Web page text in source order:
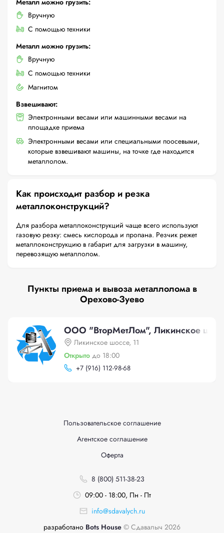
Металл можно грузить:
Вручную
С помощью техники
Металл можно грузить:
Вручную
С помощью техники
Магнитом
Взвешивают:
Электронными весами или машинными весами на
площадке приема
Электронными весами или специальными поосевыми,
которые взвешивают машины, на точке где находится
металлолом.
Как происходит разбор и резка
металлоконструкций?
Для разбора металлоконструкций чаще всего используют
газовую резку: смесь кислорода и пропана. Резчик режет
металлоконструкцию в габарит для загрузки в машину,
перевозящую металлолом.
Пункты приема и вывоза металлолома в
Орехово-Зуево
ООО "ВторМетЛом", Ликинское
Ликинское шоссе, 11
Открыто до 18:00
+7 (916) 112-98-68
Пользовательское соглашение
Агентское соглашение
Оферта
8 (800) 511-38-23
09:00 - 18:00, Пн - Пт
info@sdavalych.ru
разработано Bots House © Сдавалыч 2026